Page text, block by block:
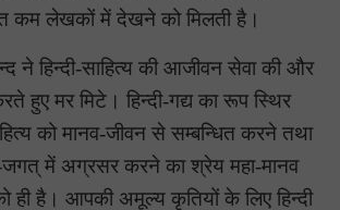
कम लेखकों में देखने को मिलती है।
ने हिन्दी-साहित्य की आजीवन सेवा की और
हुए मर मिटे। हिन्दी-गद्य का रूप स्थिर
को मानव-जीवन से सम्बन्धित करने तथा
जगत् में अग्रसर करने का श्रेय महा-मानव
ही है। आपकी अमूल्य कृतियों के लिए हिन्दी